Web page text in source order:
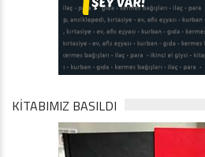
KİTABIMIZ BASILDI